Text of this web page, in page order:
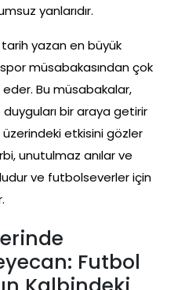
yanlarıdır.
yazan en büyük
müsabakasından çok
Bu müsabakalar,
bir araya getirir
etkisini gözler
unutulmaz anılar ve
ve futbolseverler için
Futbol